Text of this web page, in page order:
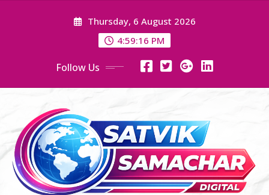
Thursday, 6 August 2026
4:59:17 PM
Follow Us